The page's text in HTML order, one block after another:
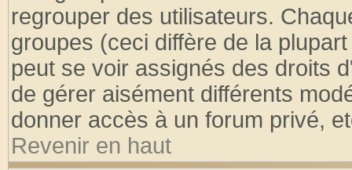
regrouper des utilisateurs.
groupes (ceci diffère de la
peut se voir assignés des droits
de gérer aisément différents
donner accès à un forum privé,
Revenir en haut